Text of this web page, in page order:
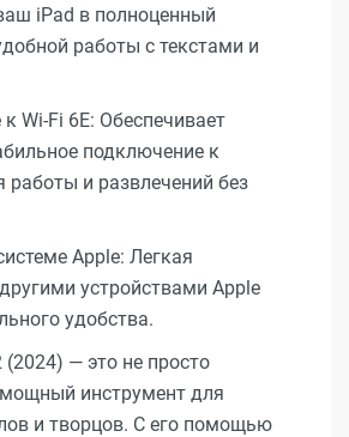
iPad в полноценный
работы с текстами и
Wi-Fi 6E: Обеспечивает
подключение к
работы и развлечений без
Apple: Легкая
устройствами Apple
удобства.
(2024) — это не просто
инструмент для
и творцов. С его помощью